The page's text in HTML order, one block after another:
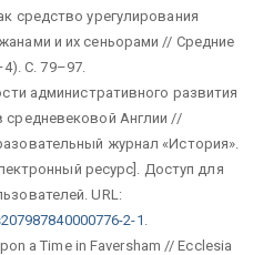
средство урегулирования
и их сеньорами // Средние
С. 79–97.
административного развития
Англии //
журнал «История».
ресурс]. Доступ для
URL:
2-1 .
a Time in Faversham // Ecclesia